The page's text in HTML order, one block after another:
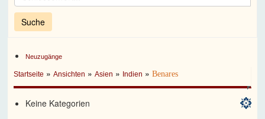
Neuzugänge
Startseite »Ansichten »Asien » Indien »Benares
Keine Kategorien